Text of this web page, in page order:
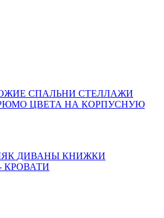
СПАЛЬНИ СТЕЛЛАЖИ
ЦВЕТА НА КОРПУСНУЮ
ДИВАНЫ КНИЖКИ
КРОВАТИ